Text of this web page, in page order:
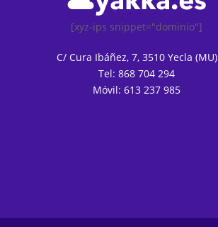
[xyz-ips snippet="dominio"]
C/ Cura Ibáñez, 7, 3510 Yecla (MU)
Tel: 868 704 294
Móvil: 613 237 985